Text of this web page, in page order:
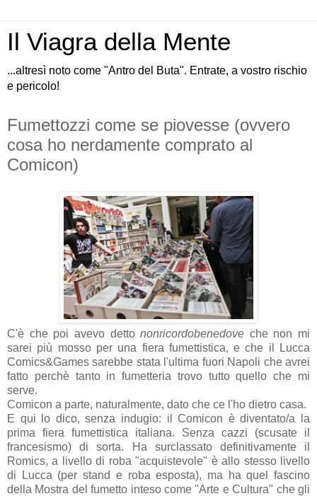
Il Viagra della Mente
...altresì noto come "Antro del Buta". Entrate, a vostro rischio
e pericolo!
Fumettozzi come se piovesse (ovvero
cosa ho nerdamente comprato al
Comicon)
C'è che poi avevo dettononricordobenedove che non mi
sarei più mosso per una fiera fumettistica, e che il Lucca
Comics&Games sarebbe stata l'ultima fuori Napoli che avrei
fatto perchè tanto in fumetteria trovo tutto quello che mi
serve.
Comicon a parte, naturalmente, dato che ce l'ho dietro casa.
E qui lo dico, senza indugio: il Comicon è diventato/a la
prima fiera fumettistica italiana. Senza cazzi (scusate il
francesismo) di sorta. Ha surclassato definitivamente il
Romics, a livello di roba "acquistevole" è allo stesso livello
di Lucca (per stand e roba esposta), ma ha quel fascino
della Mostra del fumetto inteso come "Arte e Cultura" che gli